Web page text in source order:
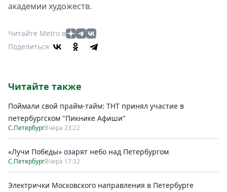
академии художеств.
Читайте Metro в
Поделиться
Читайте также
Поймали свой прайм-тайм: ТНТ принял участие в
петербургском "Пикнике Афиши"
С.ПетербургВчера 23:22
«Лучи Победы» озарят небо над Петербургом
С.ПетербургВчера 17:32
Электрички Московского направления в Петербурге